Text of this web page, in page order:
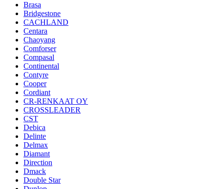
Brasa
Bridgestone
CACHLAND
Centara
Chaoyang
Comforser
Compasal
Continental
Contyre
Cooper
Cordiant
CR-RENKAAT OY
CROSSLEADER
CST
Debica
Delinte
Delmax
Diamant
Direction
Dmack
Double Star